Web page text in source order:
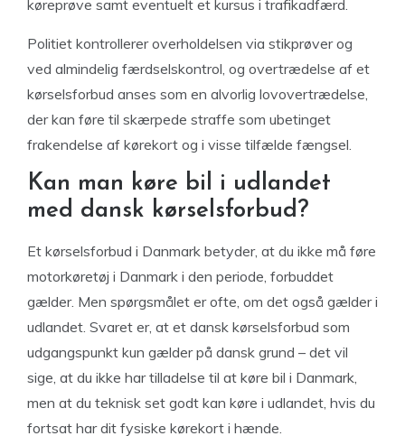
køreprøve samt eventuelt et kursus i trafikadfærd.
Politiet kontrollerer overholdelsen via stikprøver og
ved almindelig færdselskontrol, og overtrædelse af et
kørselsforbud anses som en alvorlig lovovertrædelse,
der kan føre til skærpede straffe som ubetinget
frakendelse af kørekort og i visse tilfælde fængsel.
Kan man køre bil i udlandet
med dansk kørselsforbud?
Et kørselsforbud i Danmark betyder, at du ikke må føre
motorkøretøj i Danmark i den periode, forbuddet
gælder. Men spørgsmålet er ofte, om det også gælder i
udlandet. Svaret er, at et dansk kørselsforbud som
udgangspunkt kun gælder på dansk grund – det vil
sige, at du ikke har tilladelse til at køre bil i Danmark,
men at du teknisk set godt kan køre i udlandet, hvis du
fortsat har dit fysiske kørekort i hænde.